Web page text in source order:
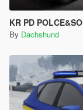
KR PD
By Dachshund